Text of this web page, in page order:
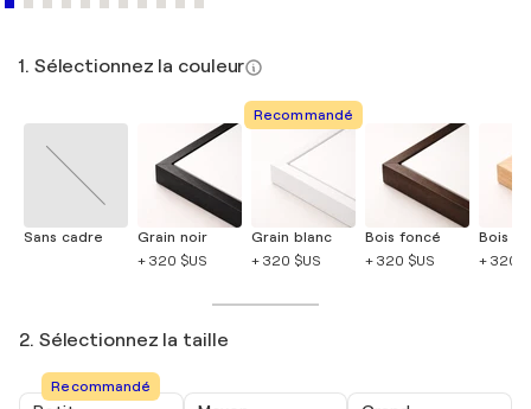
1. Sélectionnez la couleur
Sans cadre
Grain noir
+ 320 $US
Recommandé
Grain blanc
+ 320 $US
Bois foncé
+ 320 $US
Bois
+ 320
2. Sélectionnez la taille
Recommandé